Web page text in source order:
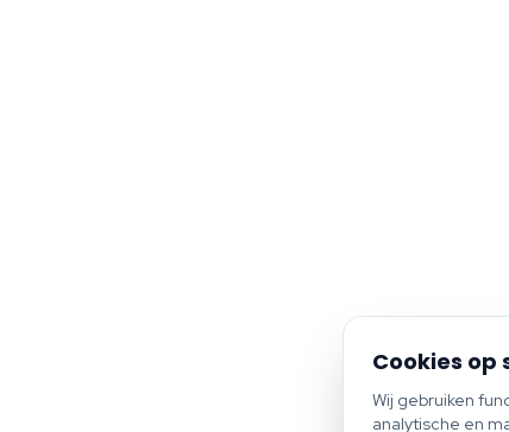
Cookies
Wij gebruiken
analytische en